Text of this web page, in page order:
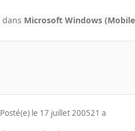
dans Microsoft Windows
Posté(e) le 17 juillet 200521 a